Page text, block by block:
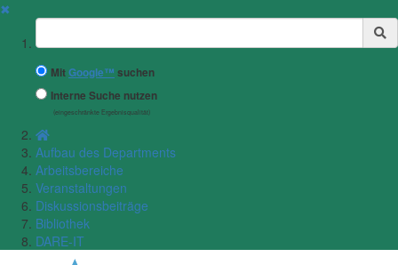
✖
Suchbegriff
MitGoogle™ suchen
Interne Suche nutzen
(eingeschränkte Ergebnisqualität)
Aufbau des Departments
Arbeitsbereiche
Veranstaltungen
Diskussionsbeiträge
Bibliothek
DARE-IT